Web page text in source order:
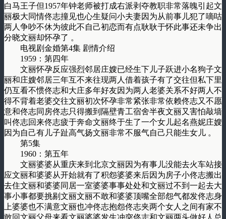
白马王子但1957年钟老师被打成右派剥夺教职非常落魄引起文
丽极大同情佟志撞见也心生疑问小夫妻因为从前事儿犯了嘀咕
两人争吵不休为彼此不自己初恋而有点耿耿于怀此事还未争出
分晓文丽却怀孕了 。
电视剧金婚第4集 剧情介绍
1959：第四年
文丽怀孕反应强烈邻居庄嫂已经生下儿子跃进小名狗子文
丽和庄嫂邻居三年互不来往现两人借着孩子有了交往但私下里
仍互看不惯佟志和大庄多年好友因为两人老婆关系不好两人不
得不背着老婆交往文丽初次怀孕非常紧张非常依赖佟志又不愿
意和佟志同房佟志只得搬到隔壁青工宿舍半夜文丽又害怕敲墙
叫佟志回来佟志疲于奔命文丽终于生了一个女儿起名燕妮庄嫂
因为自己有儿子趾高气扬文丽非常不服气自己只能生女儿 。
第5集
1960：第五年
文丽婆婆从重庆来到北京文丽因为有事儿没能去火车站接
应文丽和婆婆从开始就有了积怨婆婆来后因为房子小佟志搬出
去住文丽和婆婆同居一室婆婆事事处处和文丽过不到一起去大
事小事都要挑剔文丽文丽不敢和婆婆顶嘴全部怨气都发佟志身
上婆婆也不满意文丽也冲佟志抱怨佟志夹两个女人之间有家不
敢回文丽父母来看文丽婆婆发生冲突佟志和文丽两头做好人总